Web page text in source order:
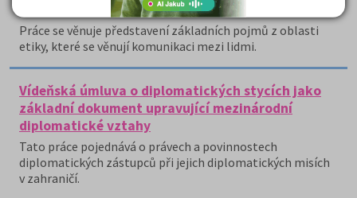
Úvod do etikety - komunikace mezi lidmi
Práce se věnuje představení základních pojmů z oblasti
etiky, které se věnují komunikaci mezi lidmi.
Vídeňská úmluva o diplomatických stycích jako
základní dokument upravující mezinárodní
diplomatické vztahy
Tato práce pojednává o právech a povinnostech
diplomatických zástupců při jejich diplomatických misích
v zahraničí.